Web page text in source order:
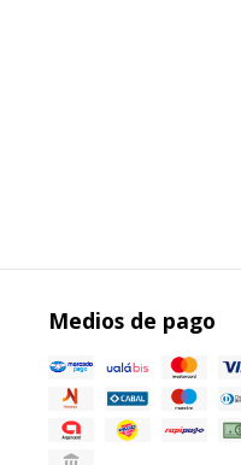
Medios de pago